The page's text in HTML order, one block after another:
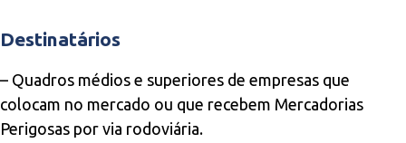
Destinatários
– Quadros médios e superiores de empresas que
colocam no mercado ou que recebem Mercadorias
Perigosas por via rodoviária.